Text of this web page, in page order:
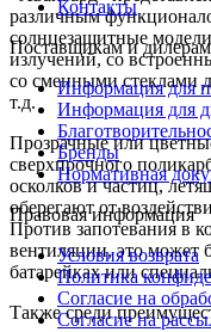
различным
солнцезащитные
излучений, со
со сменными стеклами
т.д.
Прозрачные или
сверхпрочного
осколков и частиц,
оберегают от
Против запотевания в
вентиляции, это может
батарейках или
Также среди
Контакты
Поставщикам и дилерам
Информация для
Информация для
Бренды
Нормативная
Правовая информация
Условия возврата
Политика
Согласие на
Согласие на